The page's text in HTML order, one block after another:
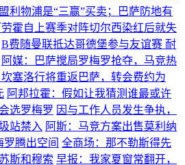
利物浦是“三赢”买卖；巴萨防地有
霍自上赛季对阵切尔西染红后就失
B费随曼联抵达哥德堡参与友谊赛 耐
阿媒：巴萨搅局罗梅罗抢夺，马竞热
塞洛行将重返巴萨，转会费约为
阿邦拉霍：假如让我猜测谁最或许
选罗梅罗 因与工作人员发生争执，
站禁入 阿斯：马竞方案出售莫利纳
罗腾出空间 全商场：那不勒斯得先
斯和穆索 早报：我家夏窗常翻开，